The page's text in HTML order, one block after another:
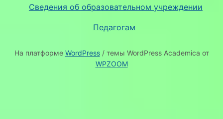
Сведения об образовательном учреждении
Педагогам
На платформе WordPress/ темы WordPress Academica от
WPZOOM